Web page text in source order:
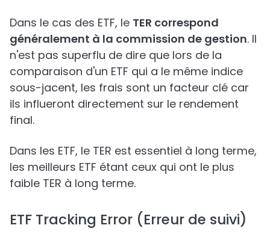
Dans le cas des ETF, le TER correspond
généralement à la commission de gestion. Il
n'est pas superflu de dire que lors de la
comparaison d'un ETF qui a le même indice
sous-jacent, les frais sont un facteur clé car
ils influeront directement sur le rendement
final.
Dans les ETF, le TER est essentiel à long terme,
les meilleurs ETF étant ceux qui ont le plus
faible TER à long terme.
ETF Tracking Error (Erreur de suivi)